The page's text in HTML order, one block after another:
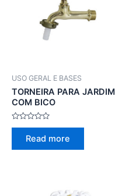
USO GERAL E BASES
TORNEIRA PARA JARDIM
COM BICO
Rated
Read more